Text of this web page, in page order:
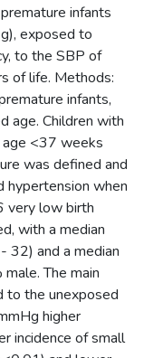
infants
exposed to
to the SBP of
of life. Methods:
infants,
age. Children with
<37 weeks
was defined and
hypertension when
very low birth
with a median
32) and a median
The main
to the unexposed
higher
incidence of small